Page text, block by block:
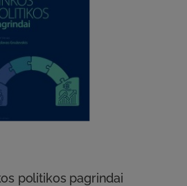
politikos pagrindai